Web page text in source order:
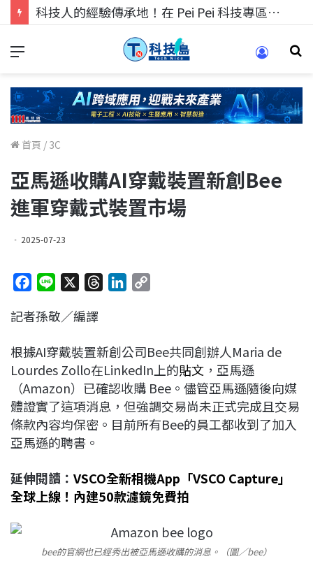
科技人的經驗傳承地！在 Pei Pei 科技專區，與學弟妹交流最硬核的技術
首頁 / 3C
亞馬遜收購AI穿戴裝置新創Bee
進軍穿戴式裝置市場
2025-07-23
c
b
o
o
k
n
a
d
s
e
d
I
n
L
i
n
k
記者孫敬／編譯
根據AI穿戴裝置新創公司Bee共同創辦人Maria de
Lourdes Zollo在LinkedIn上的貼文 ，亞馬遜
（Amazon）已確認收購 Bee。儘管亞馬遜隨後向媒
體證實了這項消息，但強調交易尚未正式完成且交易
條款內容均保密。目前所有Bee的員工都收到了加入
亞馬遜的聘書。
延伸閱讀： VSCO全新相機App「VSCO Capture」
全球上線！內建50款濾鏡免費拍
bee的官網也已經秀出被亞馬遜收購的消息。（圖／bee）